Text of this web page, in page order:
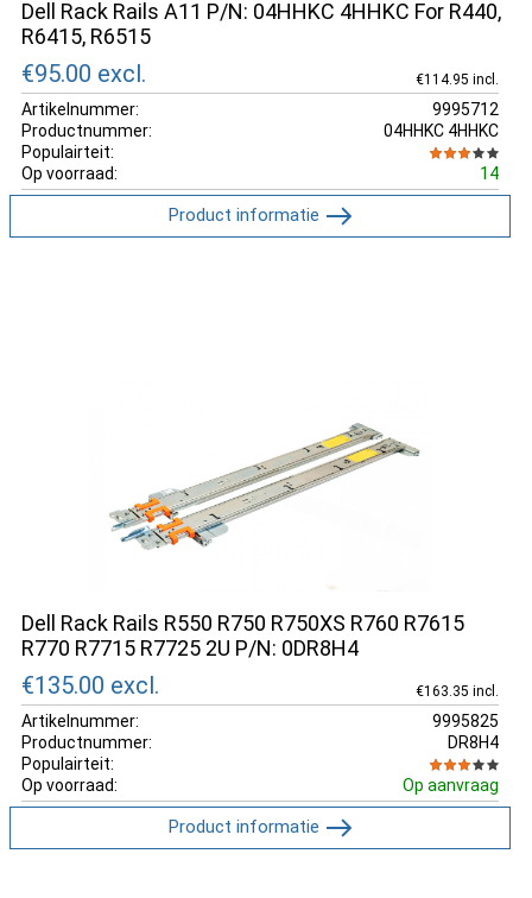
Dell Rack Rails A11 P/N: 04HHKC 4HHKC For R440,
R6415, R6515
€95.00 excl. €114.95 incl.
Artikelnummer:
9995712
Productnummer:
04HHKC 4HHKC
Populairteit:
Op voorraad:
14
Product informatie
Dell Rack Rails R550 R750 R750XS R760 R7615
R770 R7715 R7725 2U P/N: 0DR8H4
€135.00 excl. €163.35 incl.
Artikelnummer:
9995825
Productnummer:
DR8H4
Populairteit:
Op voorraad:
Op aanvraag
Product informatie